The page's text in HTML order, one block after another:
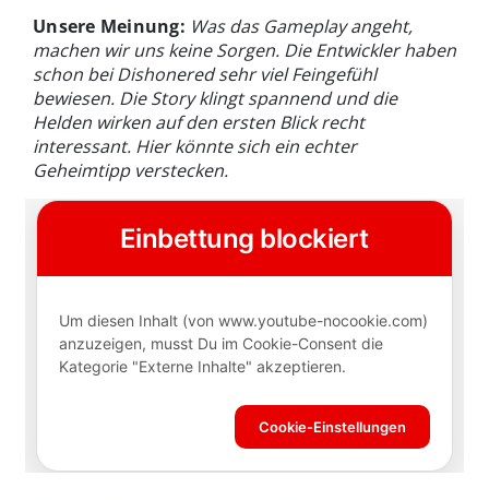
Unsere Meinung: Was das Gameplay angeht,
machen wir uns keine Sorgen. Die Entwickler haben
schon bei Dishonered sehr viel Feingefühl
bewiesen. Die Story klingt spannend und die
Helden wirken auf den ersten Blick recht
interessant. Hier könnte sich ein echter
Geheimtipp verstecken.